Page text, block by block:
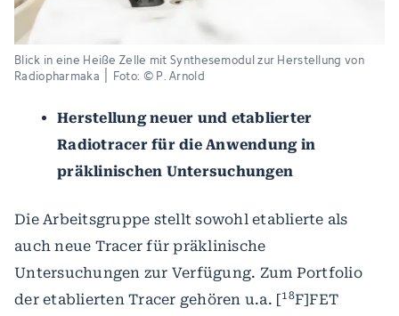
Blick in eine Heiße Zelle mit Synthesemodul zur Herstellung von
Radiopharmaka ׀ Foto: © P. Arnold
Herstellung neuer und etablierter
Radiotracer für die Anwendung in
präklinischen Untersuchungen
Die Arbeitsgruppe stellt sowohl etablierte als
auch neue Tracer für präklinische
Untersuchungen zur Verfügung. Zum Portfolio
der etablierten Tracer gehören u.a. [18F]FET